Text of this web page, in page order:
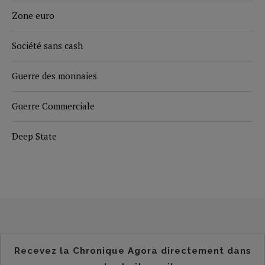
Zone euro
Société sans cash
Guerre des monnaies
Guerre Commerciale
Deep State
Recevez la Chronique Agora directement dans